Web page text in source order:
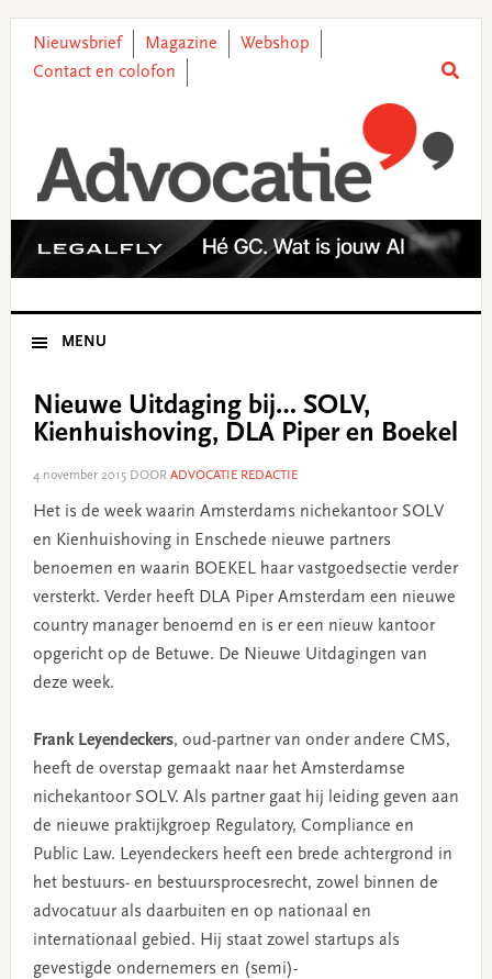
primary
main
primary
footer
Nieuwsbrief Magazine
Webshop
Contact en colofon
MENU
Nieuwe Uitdaging bij… SOLV,
Kienhuishoving, DLA Piper en Boekel
4 november 2015DOOR ADVOCATIE REDACTIE
Het is de week waarin Amsterdams nichekantoor SOLV
en Kienhuishoving in Enschede nieuwe partners
benoemen en waarin BOEKEL haar vastgoedsectie verder
versterkt. Verder heeft DLA Piper Amsterdam een nieuwe
country manager benoemd en is er een nieuw kantoor
opgericht op de Betuwe. De Nieuwe Uitdagingen van
deze week.
Frank Leyendeckers, oud-partner van onder andere CMS,
heeft de overstap gemaakt naar het Amsterdamse
nichekantoor SOLV. Als partner gaat hij leiding geven aan
de nieuwe praktijkgroep Regulatory, Compliance en
Public Law. Leyendeckers heeft een brede achtergrond in
het bestuurs- en bestuursprocesrecht, zowel binnen de
advocatuur als daarbuiten en op nationaal en
internationaal gebied. Hij staat zowel startups als
gevestigde ondernemers en (semi)-